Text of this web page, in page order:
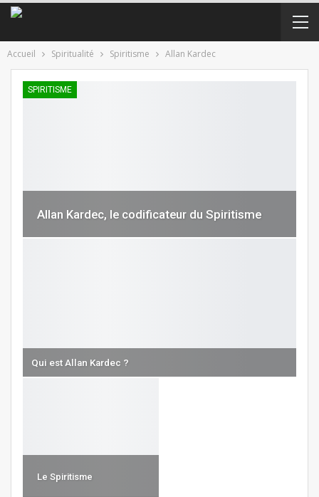
Accueil Spiritualité Spiritisme Allan Kardec
SPIRITISME
Allan Kardec, le codificateur du Spiritisme
Qui est Allan Kardec ?
Le Spiritisme